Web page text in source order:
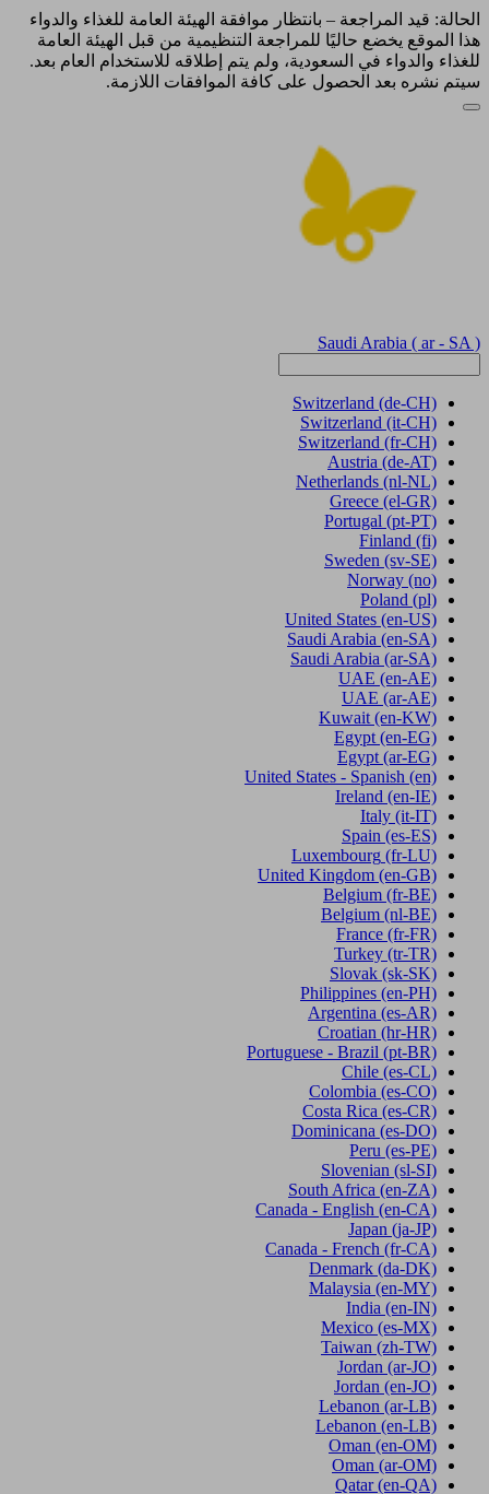
الحالة: قيد المراجعة – بانتظار موافقة الهيئة العامة للغذاء والدواء
هذا الموقع يخضع حاليًا للمراجعة التنظيمية من قبل الهيئة العامة
للغذاء والدواء في السعودية، ولم يتم إطلاقه للاستخدام العام بعد.
سيتم نشره بعد الحصول على كافة الموافقات اللازمة.
Saudi Arabia ( ar - SA )
Switzerland (de-CH)
Switzerland (it-CH)
Switzerland (fr-CH)
Austria (de-AT)
Netherlands (nl-NL)
Greece (el-GR)
Portugal (pt-PT)
Finland (fi)
Sweden (sv-SE)
Norway (no)
Poland (pl)
United States (en-US)
Saudi Arabia (en-SA)
Saudi Arabia (ar-SA)
UAE (en-AE)
UAE (ar-AE)
Kuwait (en-KW)
Egypt (en-EG)
Egypt (ar-EG)
United States - Spanish (en)
Ireland (en-IE)
Italy (it-IT)
Spain (es-ES)
Luxembourg (fr-LU)
United Kingdom (en-GB)
Belgium (fr-BE)
Belgium (nl-BE)
France (fr-FR)
Turkey (tr-TR)
Slovak (sk-SK)
Philippines (en-PH)
Argentina (es-AR)
Croatian (hr-HR)
Portuguese - Brazil (pt-BR)
Chile (es-CL)
Colombia (es-CO)
Costa Rica (es-CR)
Dominicana (es-DO)
Peru (es-PE)
Slovenian (sl-SI)
South Africa (en-ZA)
Canada - English (en-CA)
Japan (ja-JP)
Canada - French (fr-CA)
Denmark (da-DK)
Malaysia (en-MY)
India (en-IN)
Mexico (es-MX)
Taiwan (zh-TW)
Jordan (ar-JO)
Jordan (en-JO)
Lebanon (ar-LB)
Lebanon (en-LB)
Oman (en-OM)
Oman (ar-OM)
Qatar (en-QA)